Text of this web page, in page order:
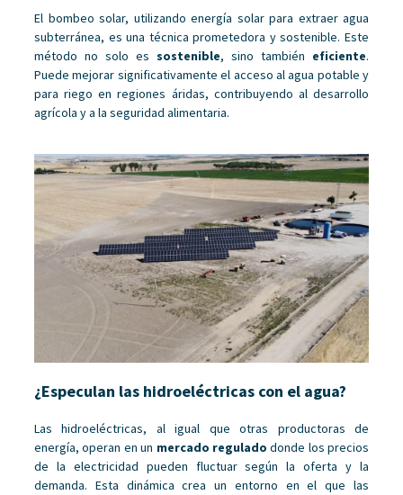
El bombeo solar, utilizando energía solar para extraer agua
subterránea, es una técnica prometedora y sostenible. Este
método no solo es sostenible, sino también eficiente.
Puede mejorar significativamente el acceso al agua potable y
para riego en regiones áridas, contribuyendo al desarrollo
agrícola y a la seguridad alimentaria.
¿Especulan las hidroeléctricas con el agua?
Las hidroeléctricas, al igual que otras productoras de
energía, operan en un mercado regulado donde los precios
de la electricidad pueden fluctuar según la oferta y la
demanda. Esta dinámica crea un entorno en el que las